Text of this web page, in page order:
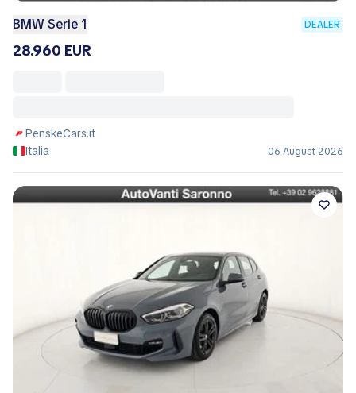
BMW Serie 1 DEALER
28.960 EUR
PenskeCars.it
Italia
06 August 2026